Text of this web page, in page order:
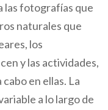
las fotografías que
naturales que
los
y las actividades,
en ellas. La
a lo largo de